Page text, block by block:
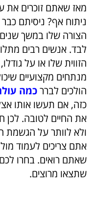
מאז שאתם זוכרים
ניתוח אף? ניסיתם
הצורה שלו במשך
לבד. אנשים רבים
הזווית שלו או על
מנתחים מקצועיים
הולכים לבררכמה
כזה, אם תעשו אותו
את החיים לטובה. לכן
ולא לוותר על הגשמת
אתם צריכים לעמוד
שאתם רואים. בחרו
שתצאו מרוצים.